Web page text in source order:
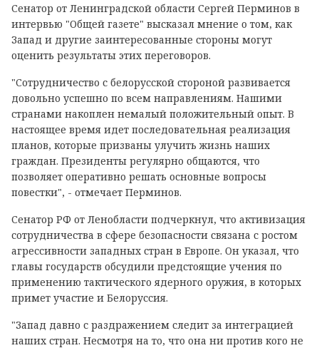
Сенатор от Ленинградской области Сергей Перминов в
интервью "Общей газете" высказал мнение о том, как
Запад и другие заинтересованные стороны могут
оценить результаты этих переговоров.
"Сотрудничество с белорусской стороной развивается
довольно успешно по всем направлениям. Нашими
странами накоплен немалый положительный опыт. В
настоящее время идет последовательная реализация
планов, которые призваны улучить жизнь наших
граждан. Президенты регулярно общаются, что
позволяет оперативно решать основные вопросы
повестки", - отмечает Перминов.
Сенатор РФ от Ленобласти подчеркнул, что активизация
сотрудничества в сфере безопасности связана с ростом
агрессивности западных стран в Европе. Он указал, что
главы государств обсудили предстоящие учения по
применению тактического ядерного оружия, в которых
примет участие и Белоруссия.
"Запад давно с раздражением следит за интеграцией
наших стран. Несмотря на то, что она ни против кого не